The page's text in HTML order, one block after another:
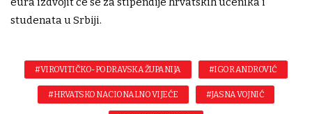
studenata u Srbiji.
#VIROVITIČKO-PODRAVSKA ŽUPANIJA #IGOR ANDROVIĆ
#HRVATSKO NACIONALNO VIJEĆE #JASNA VOJNIĆ